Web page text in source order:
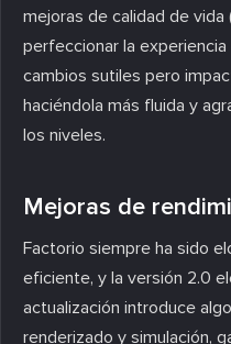
mejoras de calidad de vida
perfeccionar la
cambios sutiles pero
haciéndola más fluida y
los niveles.
Mejoras de
Factorio siempre ha sido
eficiente, y la versión 2.0
actualización introduce
renderizado y simulación,